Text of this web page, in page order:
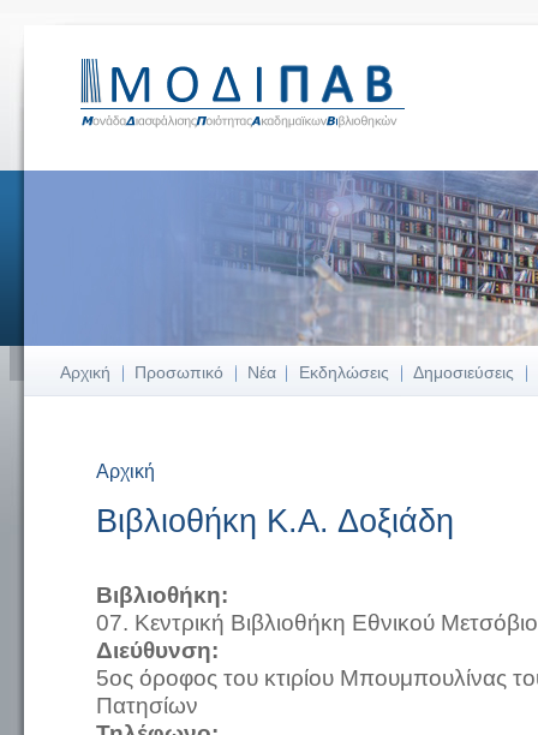
Αρχική Προσωπικό Νέα Εκδηλώσεις Δημοσιεύσεις
Είστε εδώ
Αρχική
Βιβλιοθήκη Κ.Α. Δοξιάδη
Βιβλιοθήκη:
07. Κεντρική Βιβλιοθήκη Εθνικού
Διεύθυνση:
5ος όροφος του κτιρίου Μπουμπουλίνας
Πατησίων